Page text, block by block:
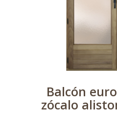
Balcón
zócalo